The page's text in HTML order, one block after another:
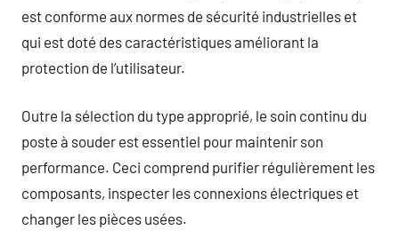
est conforme aux normes de sécurité industrielles et
qui est doté des caractéristiques améliorant la
protection de l’utilisateur.
Outre la sélection du type approprié, le soin continu du
poste à souder est essentiel pour maintenir son
performance. Ceci comprend purifier régulièrement les
composants, inspecter les connexions électriques et
changer les pièces usées.